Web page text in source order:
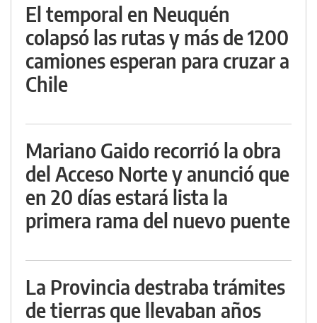
El temporal en Neuquén
colapsó las rutas y más de 1200
camiones esperan para cruzar a
Chile
Mariano Gaido recorrió la obra
del Acceso Norte y anunció que
en 20 días estará lista la
primera rama del nuevo puente
La Provincia destraba trámites
de tierras que llevaban años